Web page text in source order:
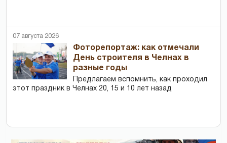
07 августа 2026
Фоторепортаж: как отмечали
День строителя в Челнах в
разные годы
Предлагаем вспомнить, как проходил
этот праздник в Челнах 20, 15 и 10 лет назад